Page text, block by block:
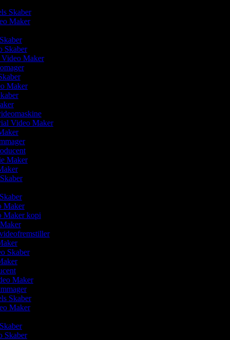
Skaber
Maker
Skaber
Video Maker
Maker
Video Maker
Maker
Maker
Maker kopi
Skaber
Maker
Skaber
Maker
Skaber